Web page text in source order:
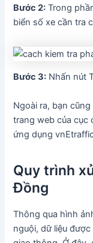
Bước 2: Trong
biển số xe cần tra
Bước 3: Nhấn nút
Ngoài ra, bạn
trang web của cục
ứng dụng
Quy trình
Đồng
Thông qua hình
nguội, dữ liệu